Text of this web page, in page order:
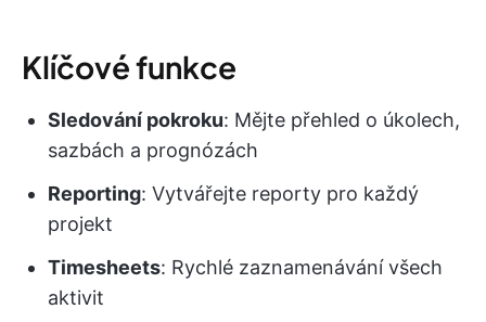
Klíčové funkce
Sledování pokroku: Mějte přehled o úkolech,
sazbách a prognózách
Reporting: Vytvářejte reporty pro každý
projekt
Timesheets: Rychlé zaznamenávání všech
aktivit